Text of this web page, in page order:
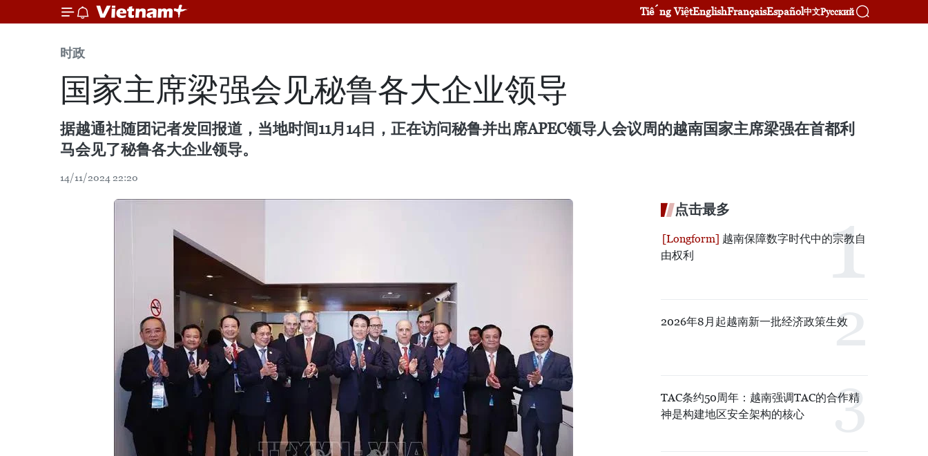
Tiếng ViệtEnglishFrançaisEspañol中文Русский
时政
国家主席梁强会见秘鲁各大企业领导
据越通社随团记者发回报道，当地时间11月14日，正在访问秘鲁并出席APEC领导人会议周的越南国家主席梁强在首都利
马会见了秘鲁各大企业领导。
14/11/2024 22:20
点击最多
越南保障数字时代中的宗教自
由权利
2026年8月起越南新一批经济政策生效
TAC条约50周年：越南强调TAC的合作精
神是构建地区安全架构的核心